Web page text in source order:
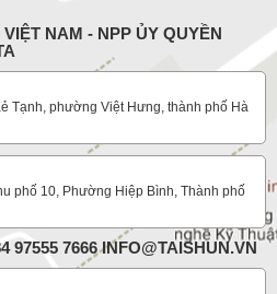
NAM - NPP ỦY QUYỀN
Tạnh, phường Việt Hưng, thành phố Hà
phố 10, Phường Hiệp Bình, Thành phố
97555 7666 INFO@TAISHUN.VN